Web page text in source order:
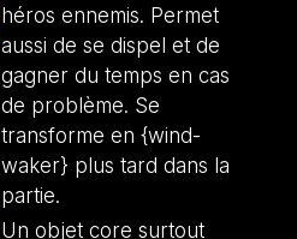
héros ennemis. Permet
aussi de se dispel et de
gagner du temps en cas
de problème. Se
transforme en {wind-
waker} plus tard dans la
partie.
Un objet core surtout